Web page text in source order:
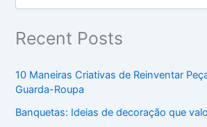
Recent Posts
10 Maneiras Criativas de Reinventar
Guarda-Roupa
Banquetas: Ideias de decoração que